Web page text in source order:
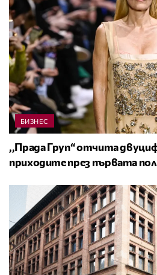
БИЗНЕС
,,Прада Груп“ отчита
приходите през първата